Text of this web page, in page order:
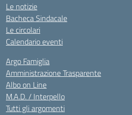
Le notizie
Bacheca Sindacale
Le circolari
Calendario eventi
Argo Famiglia
Amministrazione Trasparente
Albo on Line
M.A.D. / Interpello
Tutti gli argomenti